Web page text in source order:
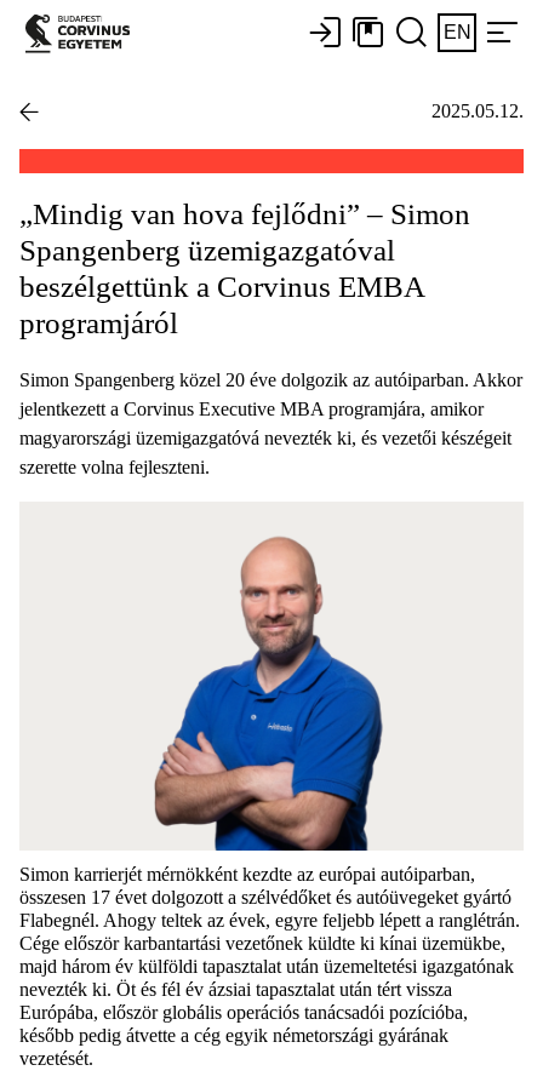
EN
2025.05.12.
„Mindig van hova fejlődni” – Simon
Spangenberg üzemigazgatóval
beszélgettünk a Corvinus EMBA
programjáról
Simon Spangenberg közel 20 éve dolgozik az autóiparban. Akkor
jelentkezett a Corvinus Executive MBA programjára, amikor
magyarországi üzemigazgatóvá nevezték ki, és vezetői készégeit
szerette volna fejleszteni.
Simon karrierjét mérnökként kezdte az európai autóiparban,
összesen 17 évet dolgozott a szélvédőket és autóüvegeket gyártó
Flabegnél. Ahogy teltek az évek, egyre feljebb lépett a ranglétrán.
Cége először karbantartási vezetőnek küldte ki kínai üzemükbe,
majd három év külföldi tapasztalat után üzemeltetési igazgatónak
nevezték ki. Öt és fél év ázsiai tapasztalat után tért vissza
Európába, először globális operációs tanácsadói pozícióba,
később pedig átvette a cég egyik németországi gyárának
vezetését.